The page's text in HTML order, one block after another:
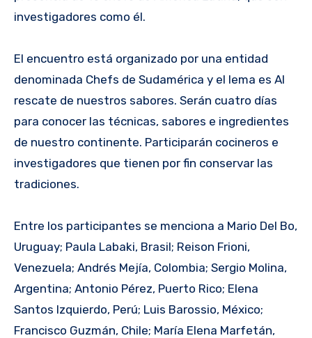
investigadores como él.
El encuentro está organizado por una entidad
denominada Chefs de Sudamérica y el lema es Al
rescate de nuestros sabores. Serán cuatro días
para conocer las técnicas, sabores e ingredientes
de nuestro continente. Participarán cocineros e
investigadores que tienen por fin conservar las
tradiciones.
Entre los participantes se menciona a Mario Del Bo,
Uruguay; Paula Labaki, Brasil; Reison Frioni,
Venezuela; Andrés Mejía, Colombia; Sergio Molina,
Argentina; Antonio Pérez, Puerto Rico; Elena
Santos Izquierdo, Perú; Luis Barossio, México;
Francisco Guzmán, Chile; María Elena Marfetán,